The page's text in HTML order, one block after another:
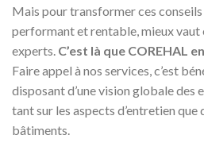
Mais pour transformer ces
performant et rentable, mieux vaut
experts. C’est là que COREHAL
Faire appel à nos services, c’est
disposant d’une vision globale des
tant sur les aspects d’entretien que
bâtiments.